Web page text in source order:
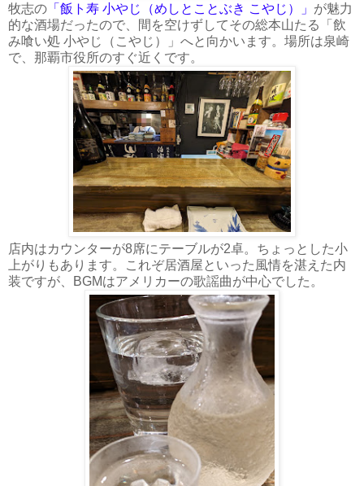
牧志の 「飯ト寿 小やじ（めしとことぶき こやじ）」 が魅力
的な酒場だったので、間を空けずしてその総本山たる「飲
み喰い処 小やじ（こやじ）」へと向かいます。場所は泉崎
で、那覇市役所のすぐ近くです。
店内はカウンターが8席にテーブルが2卓。ちょっとした小
上がりもあります。これぞ居酒屋といった風情を湛えた内
装ですが、BGMはアメリカーの歌謡曲が中心でした。